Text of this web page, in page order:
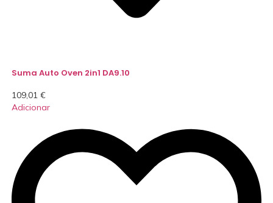
Suma Auto Oven 2in1 DA9.10
109,01 €
Adicionar